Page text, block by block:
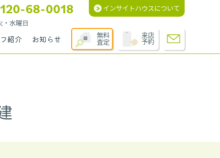
紹介 お知らせ
無料
査定
来店
予約
68-0018
水曜日
インサイトハウスについて